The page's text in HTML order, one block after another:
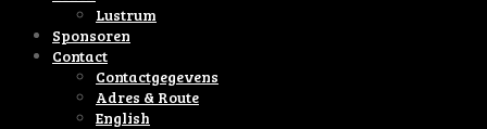
Lustrum
Sponsoren
Contact
Contactgegevens
Adres & Route
English